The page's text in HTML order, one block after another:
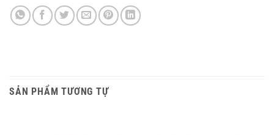
SẢN PHẨM TƯƠNG TỰ